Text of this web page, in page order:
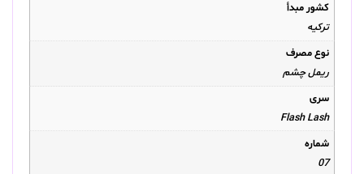
کشور مبدأ
ترکیه
نوع مصرف
ریمل چشم
سری
Flash Lash
شماره
07